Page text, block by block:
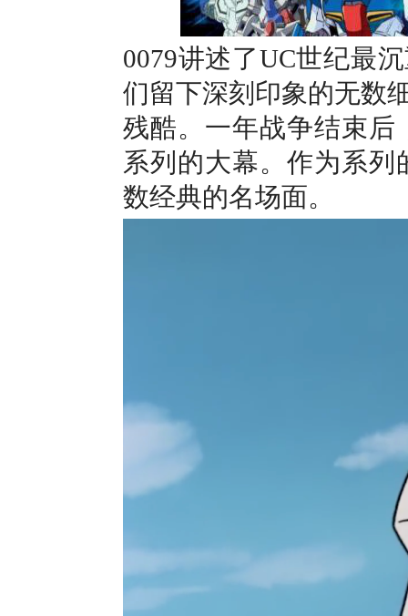
0079讲述了UC世纪最
们留下深刻印象的无数
残酷。一年战争结束后
系列的大幕。作为系列
数经典的名场面。